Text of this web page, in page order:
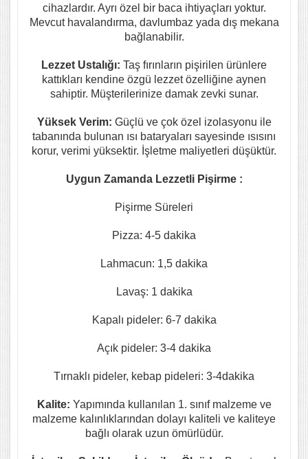
cihazlardır. Ayrı özel bir baca ihtiyaçları yoktur.
Mevcut havalandırma, davlumbaz yada dış mekana
bağlanabilir.
Lezzet Ustalığı: Taş fırınların pişirilen ürünlere
kattıkları kendine özgü lezzet özelliğine aynen
sahiptir. Müşterilerinize damak zevki sunar.
Yüksek Verim: Güçlü ve çok özel izolasyonu ile
tabanında bulunan ısı bataryaları sayesinde ısısını
korur, verimi yüksektir. İşletme maliyetleri düşüktür.
Uygun Zamanda Lezzetli Pişirme :
Pişirme Süreleri
Pizza: 4-5 dakika
Lahmacun: 1,5 dakika
Lavaş: 1 dakika
Kapalı pideler: 6-7 dakika
Açık pideler: 3-4 dakika
Tırnaklı pideler, kebap pideleri: 3-4dakika
Kalite: Yapımında kullanılan 1. sınıf malzeme ve
malzeme kalınlıklarından dolayı kaliteli ve kaliteye
bağlı olarak uzun ömürlüdür.